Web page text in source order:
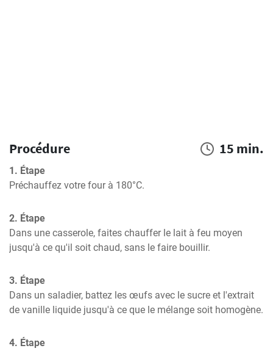
Procédure 15 min.
1. Étape
Préchauffez votre four à 180°C.
2. Étape
Dans une casserole, faites chauffer le lait à feu moyen
jusqu'à ce qu'il soit chaud, sans le faire bouillir.
3. Étape
Dans un saladier, battez les œufs avec le sucre et l'extrait
de vanille liquide jusqu'à ce que le mélange soit homogène.
4. Étape